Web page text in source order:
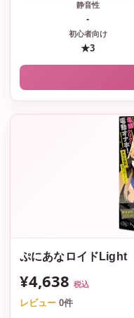
静音性
-
初心者向け
★3
ぷにあなロイドLight
¥4,638 税込
レビュー 0件